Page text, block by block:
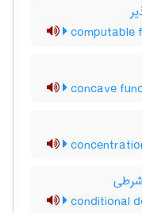
computable
concave
شرطی
conditional